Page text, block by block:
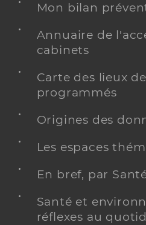
Mon bilan
Annuaire de
cabinets
Carte des lieux
programmés
Origines des
Les espaces
En bref, par
Santé et
réflexes au